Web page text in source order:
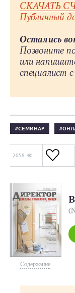
СКАЧАТЬ
Публичный
Остались
Позвоните
или
специалист
СЕМИНАР
2058
Содержание